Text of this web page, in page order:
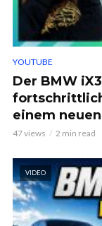
YOUTUBE
Der BMW
einem
47 views 2 min read
VIDEO